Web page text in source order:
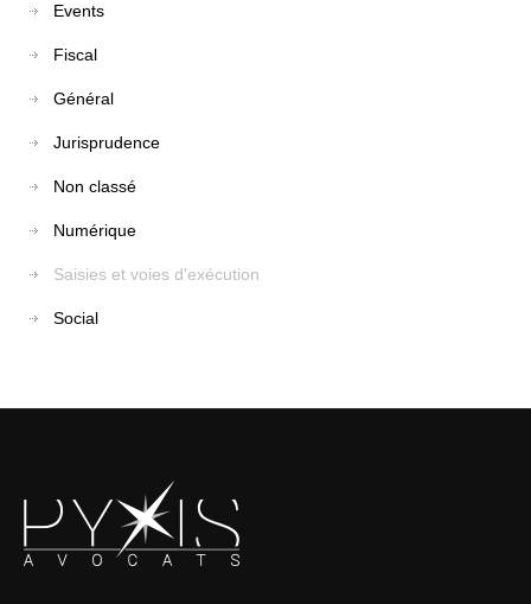
Events
Fiscal
Général
Jurisprudence
Non classé
Numérique
Saisies et voies d'exécution
Social